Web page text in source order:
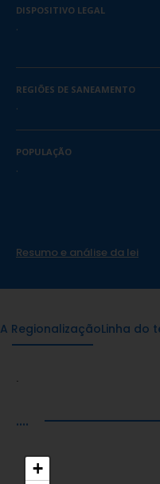
DISPOSITIVO LEGAL
.
REGIÕES DE SANEAMENTO
.
POPULAÇÃO
.
Resumo e análise da lei
A RegionalizaçãoLinha do
....
+